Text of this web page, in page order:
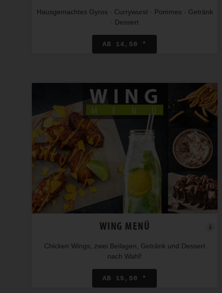
Hausgemachtes Gyros · Currywurst · Pommes · Getränk
· Dessert
AB 14,50 *
WING MENÜ
Chicken Wings, zwei Beilagen, Getränk und Dessert
nach Wahl!
AB 15,50 *